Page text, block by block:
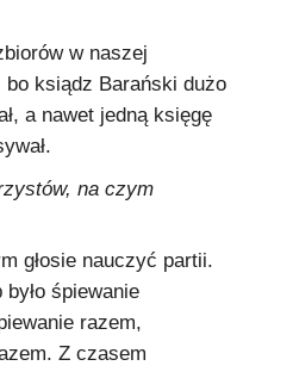
w naszej
bo ksiądz Barański dużo
a nawet jedną księgę
na czym
głosie nauczyć partii.
było śpiewanie
razem,
Z czasem